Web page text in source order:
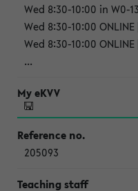
Wed 8:30-10:00 in W0-
Wed 8:30-10:00 ONLINE
Wed 8:30-10:00 ONLINE
...
205093